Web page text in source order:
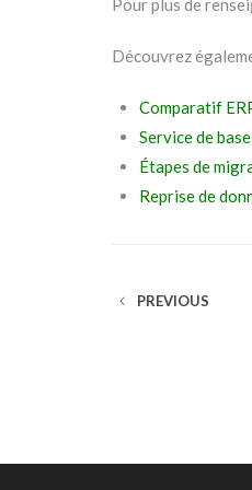
Découvrez
Comparatif
Service de
Étapes de
Reprise de
PREVIOUS